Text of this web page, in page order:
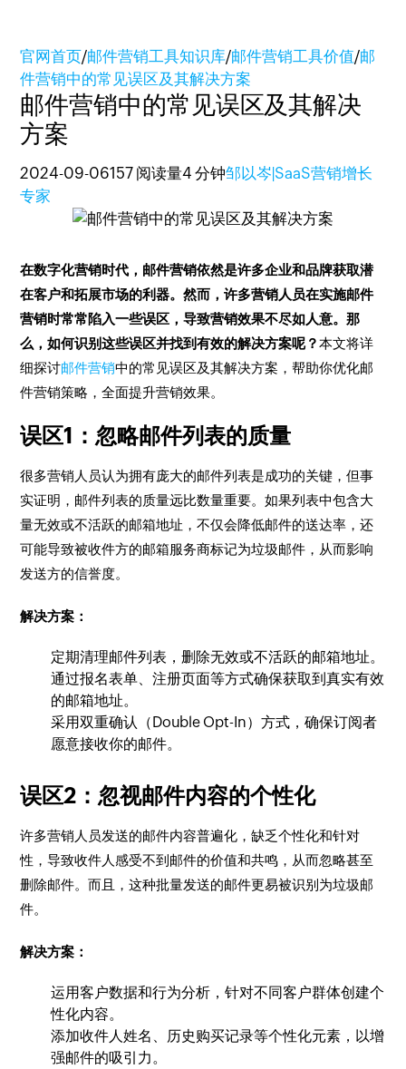
官网首页/邮件营销工具知识库/邮件营销工具价值/邮
件营销中的常见误区及其解决方案
邮件营销中的常见误区及其解决
方案
2024-09-06157 阅读量4 分钟邹以岑|SaaS营销增长
专家
在数字化营销时代，邮件营销依然是许多企业和品牌获取潜
在客户和拓展市场的利器。然而，许多营销人员在实施邮件
营销时常常陷入一些误区，导致营销效果不尽如人意。那
么，如何识别这些误区并找到有效的解决方案呢？本文将详
细探讨邮件营销中的常见误区及其解决方案，帮助你优化邮
件营销策略，全面提升营销效果。
误区1：忽略邮件列表的质量
很多营销人员认为拥有庞大的邮件列表是成功的关键，但事
实证明，邮件列表的质量远比数量重要。如果列表中包含大
量无效或不活跃的邮箱地址，不仅会降低邮件的送达率，还
可能导致被收件方的邮箱服务商标记为垃圾邮件，从而影响
发送方的信誉度。
解决方案：
定期清理邮件列表，删除无效或不活跃的邮箱地址。
通过报名表单、注册页面等方式确保获取到真实有效
的邮箱地址。
采用双重确认（Double Opt-In）方式，确保订阅者
愿意接收你的邮件。
误区2：忽视邮件内容的个性化
许多营销人员发送的邮件内容普遍化，缺乏个性化和针对
性，导致收件人感受不到邮件的价值和共鸣，从而忽略甚至
删除邮件。而且，这种批量发送的邮件更易被识别为垃圾邮
件。
解决方案：
运用客户数据和行为分析，针对不同客户群体创建个
性化内容。
添加收件人姓名、历史购买记录等个性化元素，以增
强邮件的吸引力。